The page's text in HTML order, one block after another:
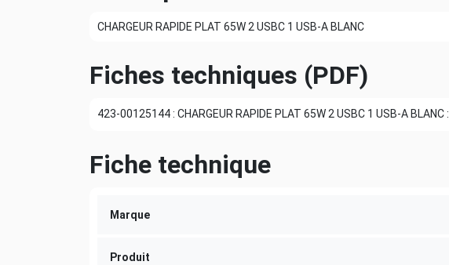
CHARGEUR RAPIDE PLAT 65W 2 USBC 1 USB-A BLANC
Fiches techniques (PDF)
423-00125144 : CHARGEUR RAPIDE PLAT 65W 2 USBC 1 USB-A BLANC :
Fiche technique
Marque
Produit